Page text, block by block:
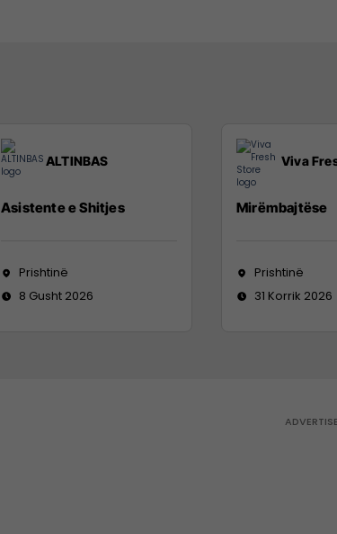
ALTINBAS
Asistente e Shitjes
Prishtinë
8 Gusht 2026
Viva
Mirëmbajtëse
Prishtinë
31 Korrik 2026